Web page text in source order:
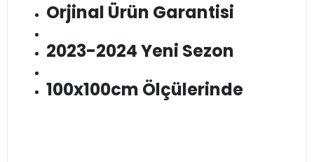
Orjinal Ürün Garantisi
2023-2024 Yeni Sezon
100x100cm Ölçülerinde